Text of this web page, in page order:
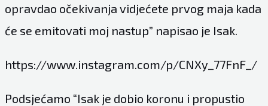
opravdao očekivanja vidjećete prvog maja kada
će se emitovati moj nastup” napisao je Isak.
https://www.instagram.com/p/CNXy_77FnF_/
Podsjećamo “Isak je dobio koronu i propustio